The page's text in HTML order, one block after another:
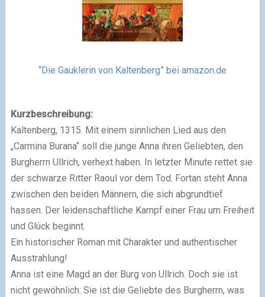
“Die Gauklerin von Kaltenberg” bei amazon.de
Kurzbeschreibung:
Kaltenberg, 1315. Mit einem sinnlichen Lied aus den
„Carmina Burana“ soll die junge Anna ihren Geliebten, den
Burgherrn Ullrich, verhext haben. In letzter Minute rettet sie
der schwarze Ritter Raoul vor dem Tod. Fortan steht Anna
zwischen den beiden Männern, die sich abgrundtief
hassen. Der leidenschaftliche Kampf einer Frau um Freiheit
und Glück beginnt.
Ein historischer Roman mit Charakter und authentischer
Ausstrahlung!
Anna ist eine Magd an der Burg von Ullrich. Doch sie ist
nicht gewöhnlich: Sie ist die Geliebte des Burgherrn, was